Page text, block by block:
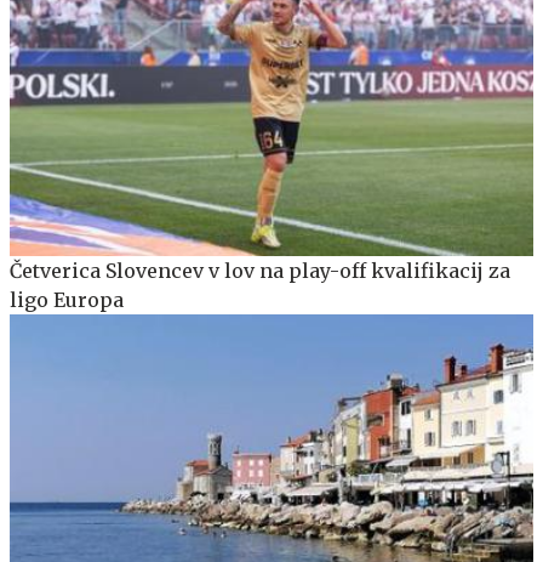
Četverica Slovencev v lov na play-off kvalifikacij za
ligo Europa